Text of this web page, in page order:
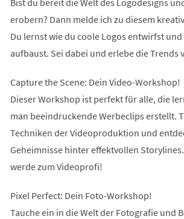
erobern? Dann melde ich zu diesem
Du lernst wie du coole Logos entwirfst
aufbaust. Sei dabei und erlebe die Trends
Capture the Scene: Dein Video-Workshop!
Dieser Workshop ist perfekt für alle, die
man beeindruckende Werbeclips erstellt.
Techniken der Videoproduktion und
Geheimnisse hinter effektvollen
werde zum Videoprofi!
Pixel Perfect: Dein Foto-Workshop!
Tauche ein in die Welt der Fotografie und